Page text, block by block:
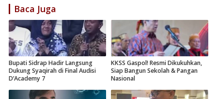
Baca Juga
Bupati Sidrap Hadir Langsung
Dukung Syaqirah di Final Audisi
D’Academy 7
KKSS Gaspol! Resmi Dikukuhkan,
Siap Bangun Sekolah & Pangan
Nasional